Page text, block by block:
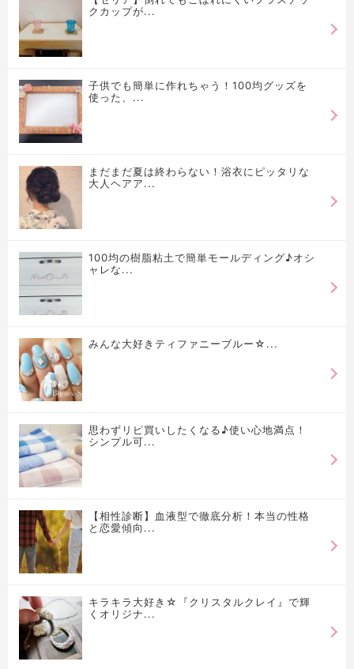
クカップが...
子供でも簡単に作れちゃう！100均グッズを
使った、...
まだまだ夏は終わらない！浴衣にピッタリな
大人ヘアア...
100均の樹脂粘土で簡単モールディング♪オシ
ャレな...
みんな大好きティファニーブルー☆...
思わずリピ買いしたくなる♪使い心地満点！
シンプル可...
【相性診断】血液型で徹底分析！本当の性格
と恋愛傾向...
キラキラ大好き☆『クリスタルクレイ』で輝
くオリジナ...